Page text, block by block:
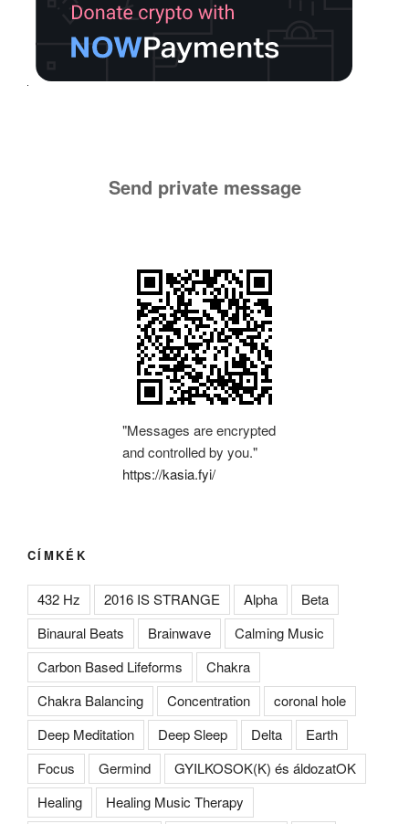
Send private message
"Messages are encrypted
and controlled by you."
https://kasia.fyi/
CÍMKÉK
432 Hz 2016 IS STRANGE Alpha
Beta
Binaural Beats
Brainwave
Calming Music
Carbon Based Lifeforms
Chakra
Chakra Balancing
Concentration
coronal hole
Deep Meditation
Deep Sleep Delta
Earth
Focus
Germind
GYILKOSOK(K) és áldozatOK
Healing
Healing Music Therapy